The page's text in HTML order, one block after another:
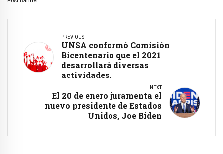
PREVIOUS
UNSA conformó Comisión
Bicentenario que el 2021
desarrollará diversas
actividades.
NEXT
El 20 de enero juramenta el
nuevo presidente de Estados
Unidos, Joe Biden